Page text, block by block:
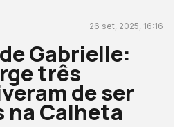
26 set, 2025, 16:16
Gabrielle:
três
de ser
na Calheta